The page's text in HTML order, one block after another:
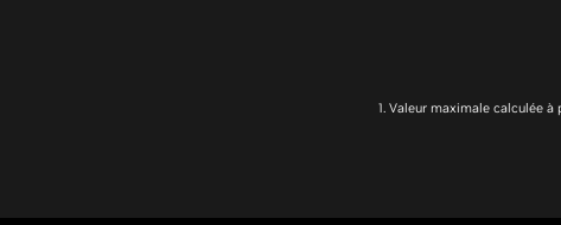
1. Valeur maximale calculée